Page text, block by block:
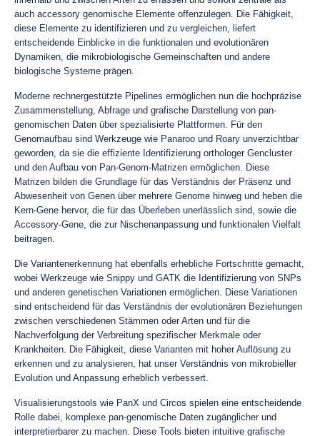
auch accessory genomische Elemente offenzulegen. Die Fähigkeit,
diese Elemente zu identifizieren und zu vergleichen, liefert
entscheidende Einblicke in die funktionalen und evolutionären
Dynamiken, die mikrobiologische Gemeinschaften und andere
biologische Systeme prägen.
Moderne rechnergestützte Pipelines ermöglichen nun die hochpräzise
Zusammenstellung, Abfrage und grafische Darstellung von pan-
genomischen Daten über spezialisierte Plattformen. Für den
Genomaufbau sind Werkzeuge wie Panaroo und Roary unverzichtbar
geworden, da sie die effiziente Identifizierung orthologer Gencluster
und den Aufbau von Pan-Genom-Matrizen ermöglichen. Diese
Matrizen bilden die Grundlage für das Verständnis der Präsenz und
Abwesenheit von Genen über mehrere Genome hinweg und heben die
Kern-Gene hervor, die für das Überleben unerlässlich sind, sowie die
Accessory-Gene, die zur Nischenanpassung und funktionalen Vielfalt
beitragen.
Die Variantenerkennung hat ebenfalls erhebliche Fortschritte gemacht,
wobei Werkzeuge wie Snippy und GATK die Identifizierung von SNPs
und anderen genetischen Variationen ermöglichen. Diese Variationen
sind entscheidend für das Verständnis der evolutionären Beziehungen
zwischen verschiedenen Stämmen oder Arten und für die
Nachverfolgung der Verbreitung spezifischer Merkmale oder
Krankheiten. Die Fähigkeit, diese Varianten mit hoher Auflösung zu
erkennen und zu analysieren, hat unser Verständnis von mikrobieller
Evolution und Anpassung erheblich verbessert.
Visualisierungstools wie PanX und Circos spielen eine entscheidende
Rolle dabei, komplexe pan-genomische Daten zugänglicher und
interpretierbarer zu machen. Diese Tools bieten intuitive grafische